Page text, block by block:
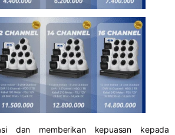
dan memberikan kepuasan kepada